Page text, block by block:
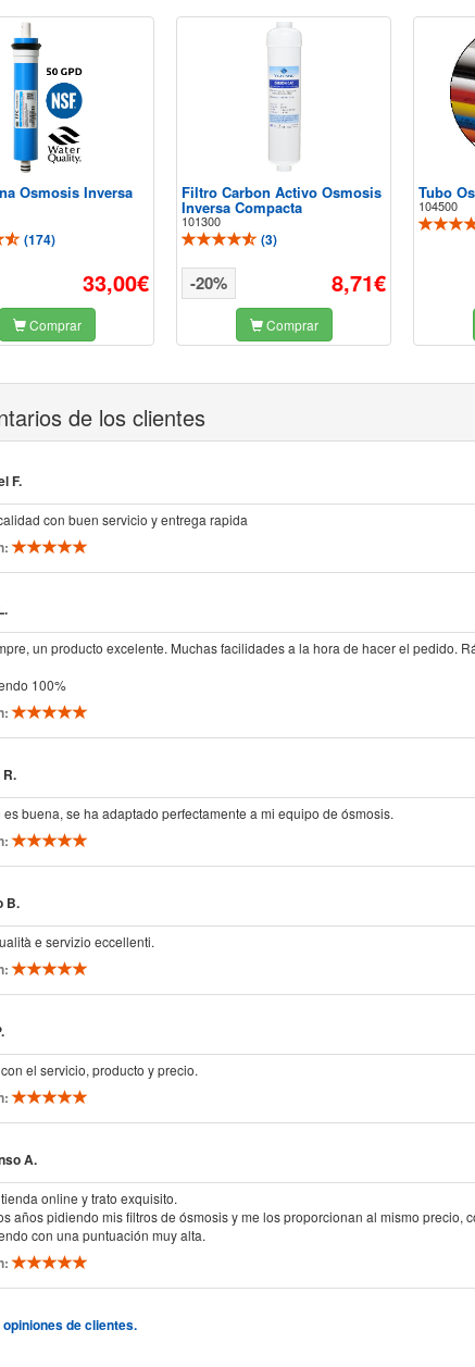
Osmosis Inversa
(174)
33,00€
Comprar
Filtro Carbon Activo Osmosis
Inversa Compacta
101300
(3)
8,71€
-20%
Comprar
Tubo
104500
de los clientes
F.
con buen servicio y entrega rapida
un producto excelente. Muchas facilidades a la hora de hacer el pedido.
100%
es buena, se ha adaptado perfectamente a mi equipo de ósmosis.
B.
e servizio eccellenti.
el servicio, producto y precio.
A.
online y trato exquisito.
años pidiendo mis filtros de ósmosis y me los proporcionan al mismo precio,
con una puntuación muy alta.
opiniones de clientes.